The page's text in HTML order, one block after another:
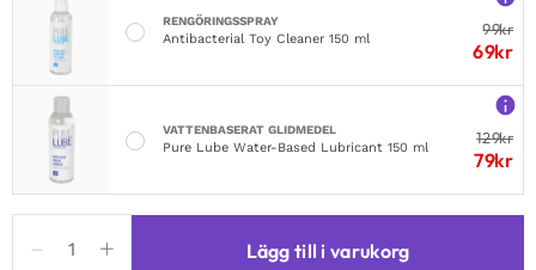
RENGÖRINGSSPRAY
Antibacterial Toy Cleaner 150 ml
99kr
69kr
VATTENBASERAT GLIDMEDEL
Pure Lube Water-Based Lubricant 150 ml
129kr
79kr
Touch
Lägg till i varukorg